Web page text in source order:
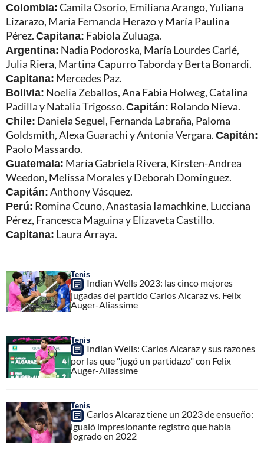
Colombia:Camila Osorio, Emiliana Arango, Yuliana
Lizarazo, María Fernanda Herazo y María Paulina
Pérez.Capitana: Fabiola Zuluaga.
Argentina: Nadia Podoroska, María Lourdes Carlé,
Julia Riera, Martina Capurro Taborda y Berta Bonardi.
Capitana: Mercedes Paz.
Bolivia: Noelia Zeballos, Ana Fabia Holweg, Catalina
Padilla y Natalia Trigosso.Capitán: Rolando Nieva.
Chile: Daniela Seguel, Fernanda Labraña, Paloma
Goldsmith, Alexa Guarachi y Antonia Vergara.Capitán:
Paolo Massardo.
Guatemala: María Gabriela Rivera, Kirsten-Andrea
Weedon, Melissa Morales y Deborah Domínguez.
Capitán:Anthony Vásquez.
Perú: Romina Ccuno, Anastasia Iamachkine, Lucciana
Pérez, Francesca Maguina y Elizaveta Castillo.
Capitana: Laura Arraya.
Tenis
Indian Wells 2023: las cinco mejores
jugadas del partido Carlos Alcaraz vs. Felix
Auger-Aliassime
Tenis
Indian Wells: Carlos Alcaraz y sus razones
por las que "jugó un partidazo" con Felix
Auger-Aliassime
Tenis
Carlos Alcaraz tiene un 2023 de ensueño:
igualó impresionante registro que había
logrado en 2022